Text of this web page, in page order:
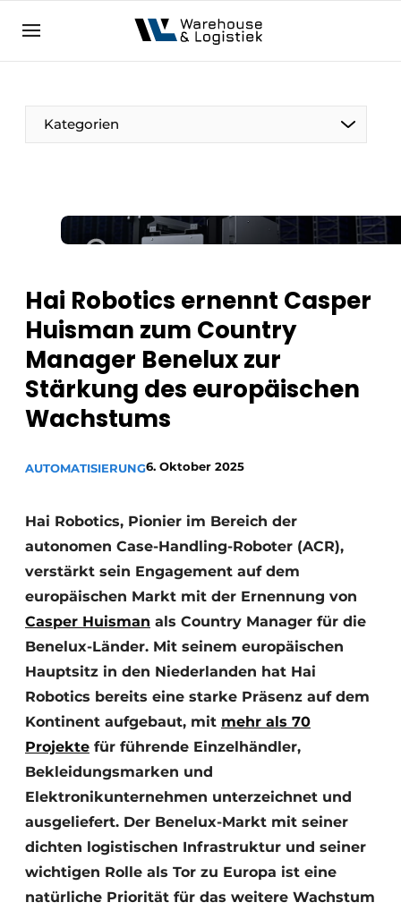
NL EN
Kategorien
Hai Robotics ernennt Casper
Huisman zum Country
Manager Benelux zur
Stärkung des europäischen
Wachstums
AUTOMATISIERUNG6. Oktober 2025
Hai Robotics, Pionier im Bereich der
autonomen Case-Handling-Roboter (ACR),
verstärkt sein Engagement auf dem
europäischen Markt mit der Ernennung von
Casper Huisman als Country Manager für die
Benelux-Länder. Mit seinem europäischen
Hauptsitz in den Niederlanden hat Hai
Robotics bereits eine starke Präsenz auf dem
Kontinent aufgebaut, mit mehr als 70
Projekte für führende Einzelhändler,
Bekleidungsmarken und
Elektronikunternehmen unterzeichnet und
ausgeliefert. Der Benelux-Markt mit seiner
dichten logistischen Infrastruktur und seiner
wichtigen Rolle als Tor zu Europa ist eine
natürliche Priorität für das weitere Wachstum